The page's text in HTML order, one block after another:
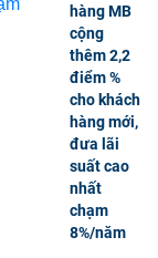
hàng MB
cộng
thêm 2,2
điểm %
cho khách
hàng mới,
đưa lãi
suất cao
nhất
chạm
8%/năm